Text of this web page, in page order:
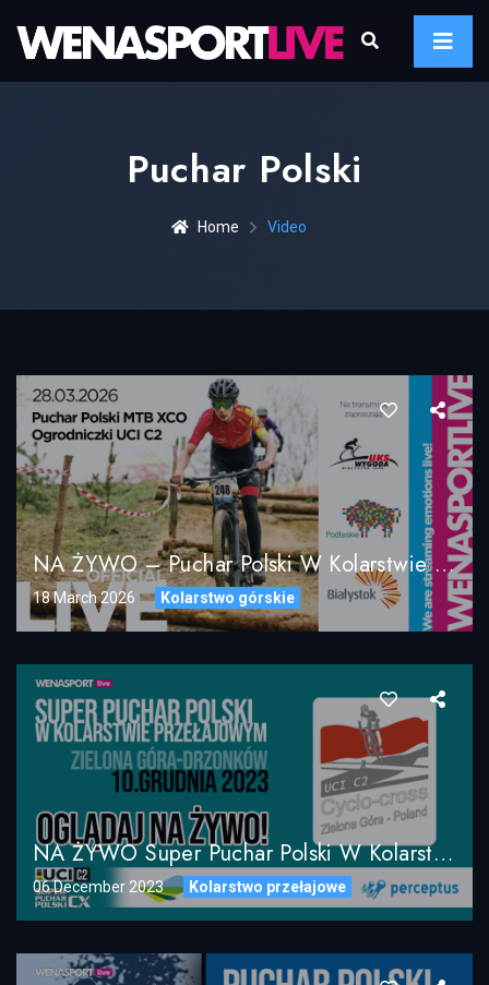
Puchar Polski
Home Video
NA ŻYWO – Puchar Polski W Kolarstwie Górskim MTB XCO – Ogrodniczki UCI C2 2026
18 March 2026 Kolarstwo górskie
NA ŻYWO Super Puchar Polski W Kolarstwie Przełajowym UCI C2 ZIELONA GÓRA-DRZONKÓW 2023
06 December 2023 Kolarstwo przełajowe